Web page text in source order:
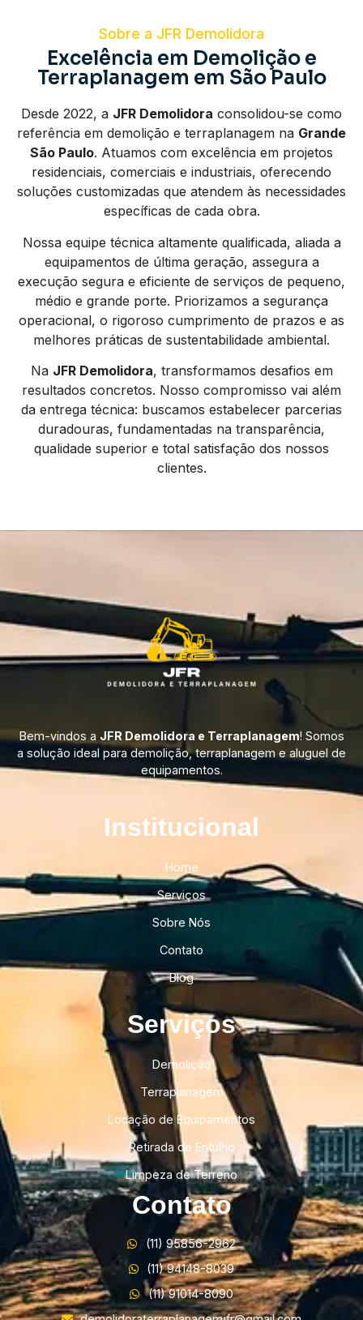
Sobre a JFR Demolidora
Excelência em Demolição e
Terraplanagem em São Paulo
Desde 2022, a JFR Demolidora consolidou-se como
referência em demolição e terraplanagem na Grande
São Paulo. Atuamos com excelência em projetos
residenciais, comerciais e industriais, oferecendo
soluções customizadas que atendem às necessidades
específicas de cada obra.
Nossa equipe técnica altamente qualificada, aliada a
equipamentos de última geração, assegura a
execução segura e eficiente de serviços de pequeno,
médio e grande porte. Priorizamos a segurança
operacional, o rigoroso cumprimento de prazos e as
melhores práticas de sustentabilidade ambiental.
Na JFR Demolidora, transformamos desafios em
resultados concretos. Nosso compromisso vai além
da entrega técnica: buscamos estabelecer parcerias
duradouras, fundamentadas na transparência,
qualidade superior e total satisfação dos nossos
clientes.
Bem-vindos a JFR Demolidora e Terraplanagem! Somos
a solução ideal para demolição, terraplanagem e aluguel de
equipamentos.
Institucional​
Home
Serviços
Sobre Nós
Contato
Blog
Serviços
Demolição
Terraplanagem
Locação de Equipamentos
Retirada de Entulho
Limpeza de Terreno
Contato
(11) 95856-2962
(11) 94148-8039
(11) 91014-8090